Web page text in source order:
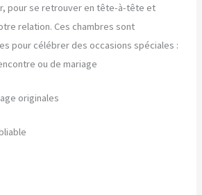
pour se retrouver en tête-à-tête et
relation. Ces chambres sont
pour célébrer des occasions spéciales :
ou de mariage
originales